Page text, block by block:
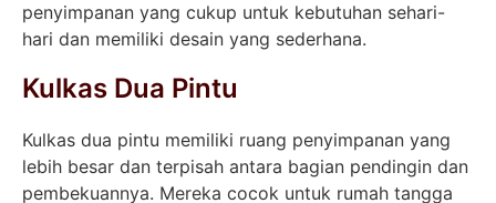
penyimpanan yang cukup untuk kebutuhan sehari-
hari dan memiliki desain yang sederhana.
Kulkas Dua Pintu
Kulkas dua pintu memiliki ruang penyimpanan yang
lebih besar dan terpisah antara bagian pendingin dan
pembekuannya. Mereka cocok untuk rumah tangga